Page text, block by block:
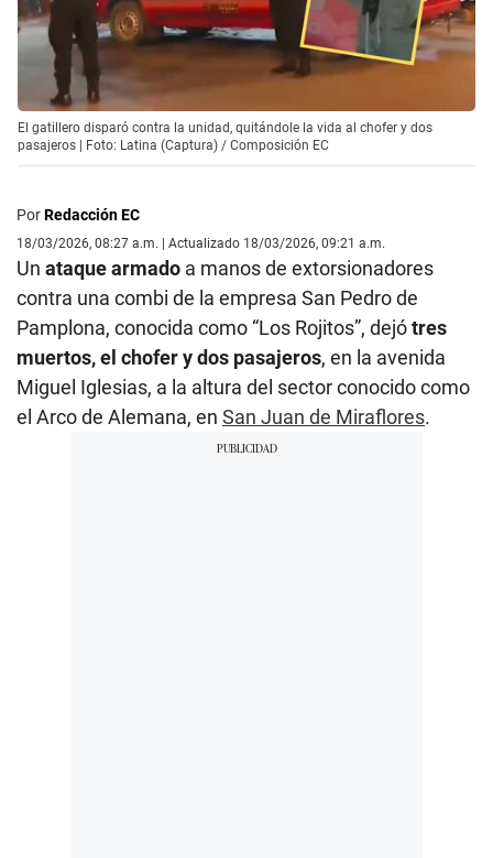
El gatillero disparó contra la unidad, quitándole la vida al chofer y dos
pasajeros | Foto: Latina (Captura) / Composición EC
PorRedacción EC
18/03/2026, 08:27 a.m. | Actualizado 18/03/2026, 09:21 a.m.
Un ataque armado a manos de extorsionadores
contra una combi de la empresa San Pedro de
Pamplona, conocida como “Los Rojitos”, dejótres
muertos, el chofer y dos pasajeros, en la avenida
Miguel Iglesias, a la altura del sector conocido como
el Arco de Alemana, en San Juan de Miraflores.